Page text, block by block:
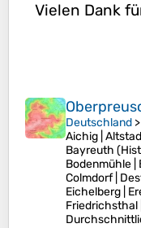
Vielen Dank
Deutschland >
Aichig |
Bayreuth
Bodenmühle |
Colmdorf |
Eichelberg |
Friedrichsthal